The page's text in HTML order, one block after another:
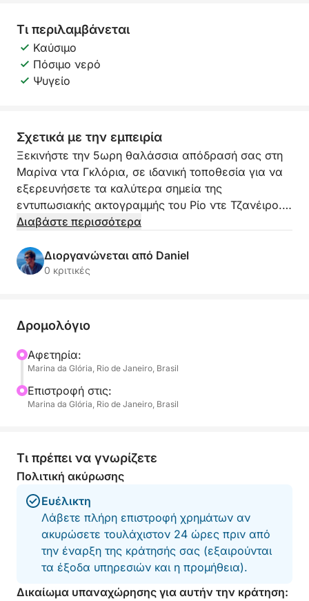
Τι περιλαμβάνεται
Καύσιμο
Πόσιμο νερό
Ψυγείο
Σχετικά με την εμπειρία
Ξεκινήστε την 5ωρη θαλάσσια απόδρασή σας στη
Μαρίνα ντα Γκλόρια, σε ιδανική τοποθεσία για να
εξερευνήσετε τα καλύτερα σημεία της
εντυπωσιακής ακτογραμμής του Ρίο ντε Τζανέιρο.
Είτε είστε επισκέπτης είτε ντόπιος που αναζητά μια
προσφέρει αξέχαστη θέα και παράκτια γοητεία.
και στη συνέχεια κατευθυνθείτε σε πιο ήρεμα νερά
κολυμπήσετε και να απολαύσετε το ζωντανό
φυσικό περιβάλλον. Με φρέσκο νερό και πάγο στο
πλοίο, μπορείτε να φέρετε τα αγαπημένα σας
ποτά ή σνακ για να ολοκληρώσετε την εμπειρία
Αυτή η εκδρομή έχει σχεδιαστεί για όσους θέλουν
να απολαύσουν τον ήλιο, να αναπνεύσουν τον
αέρα του ωκεανού και να ξεφύγουν από τον
πολυσύχναστο ρυθμό της πόλης - έστω και για
λίγες ώρες. Υπάρχει χώρος για να τεντωθείτε, να
κάνετε μια βουτιά σε ζεστά νερά και να
απαθανατίσετε αξέχαστες αναμνήσεις του Ρίο από
μια μοναδική οπτική γωνία.
Διαβάστε περισσότερα
Διοργανώνεται από Daniel
0 κριτικές
Δρομολόγιο
Αφετηρία:
Marina da Glória, Rio de Janeiro, Brasil
Επιστροφή στις:
Marina da Glória, Rio de Janeiro, Brasil
Τι πρέπει να γνωρίζετε
Πολιτική ακύρωσης
Ευέλικτη
Λάβετε πλήρη επιστροφή χρημάτων αν
ακυρώσετε τουλάχιστον 24 ώρες πριν από
την έναρξη της κράτησής σας (εξαιρούνται
τα έξοδα υπηρεσιών και η προμήθεια).
Δικαίωμα υπαναχώρησης για αυτήν την κράτηση: